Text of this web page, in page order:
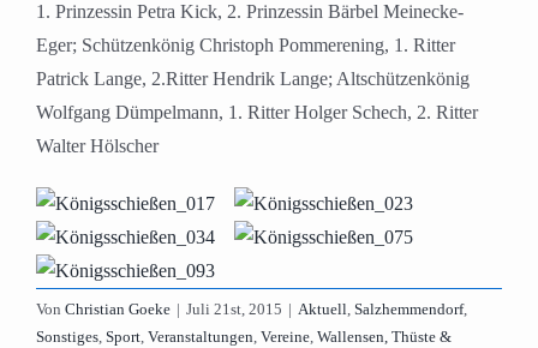
1. Prinzessin Petra Kick, 2. Prinzessin Bärbel Meinecke-
Eger; Schützenkönig Christoph Pommerening, 1. Ritter
Patrick Lange, 2.Ritter Hendrik Lange; Altschützenkönig
Wolfgang Dümpelmann, 1. Ritter Holger Schech, 2. Ritter
Walter Hölscher
Von Christian Goeke | Juli 21st, 2015 | Aktuell, Salzhemmendorf,
Sonstiges, Sport, Veranstaltungen, Vereine, Wallensen, Thüste &